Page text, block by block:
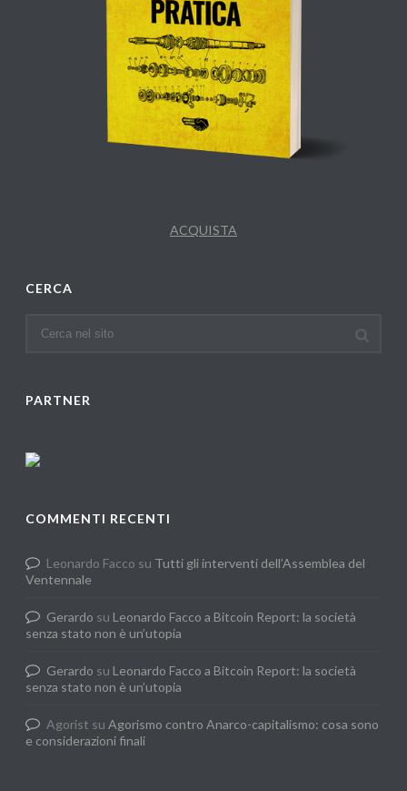
ACQUISTA
CERCA
PARTNER
COMMENTI RECENTI
Leonardo Facco su Tutti gli interventi dell’Assemblea del
Ventennale
Gerardo su Leonardo Facco a Bitcoin Report: la società
senza stato non è un’utopia
Gerardo su Leonardo Facco a Bitcoin Report: la società
senza stato non è un’utopia
Agorist suAgorismo contro Anarco-capitalismo: cosa sono
e considerazioni finali